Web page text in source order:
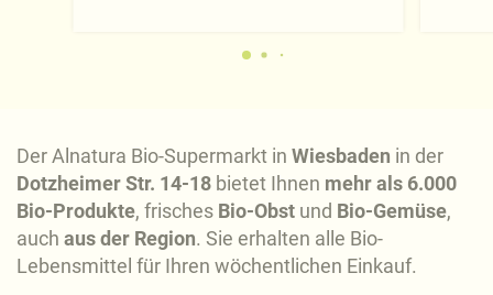
Der Alnatura Bio-Supermarkt in Wiesbaden in der
Dotzheimer Str. 14-18 bietet Ihnen mehr als 6.000
Bio-Produkte, frisches Bio-Obst und Bio-Gemüse,
auch aus der Region. Sie erhalten alle Bio-
Lebensmittel für Ihren wöchentlichen Einkauf.